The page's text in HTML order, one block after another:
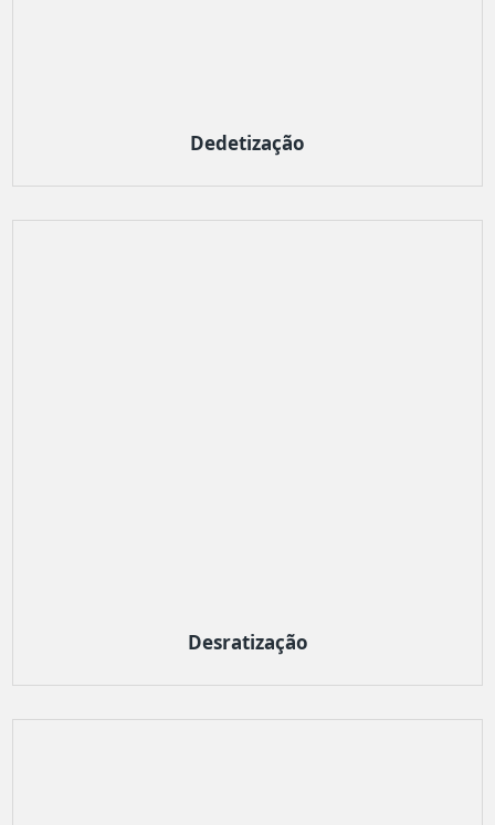
Dedetização
Desratização